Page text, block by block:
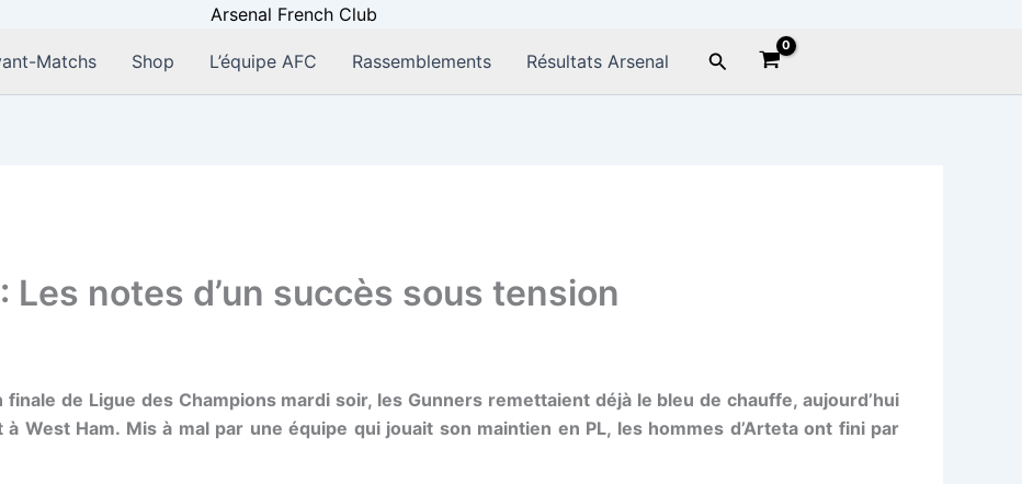
Matchs Shop L’équipe AFC Rassemblements Résultats Arsenal Rechercher
Les notes d’un succès sous tension
de Ligue des Champions mardi soir, les Gunners remettaient déjà le bleu de chauffe, aujourd’hui
West Ham. Mis à mal par une équipe qui jouait son maintien en PL, les hommes d’Arteta ont fini par